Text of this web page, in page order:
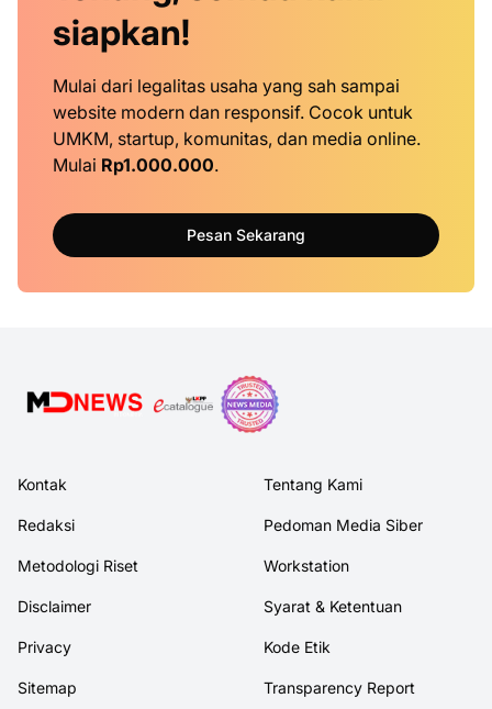
siapkan!
Mulai dari legalitas usaha yang sah sampai
website modern dan responsif. Cocok untuk
UMKM, startup, komunitas, dan media online.
Mulai Rp1.000.000.
Pesan Sekarang
Kontak Tentang Kami
Redaksi Pedoman Media Siber
Metodologi Riset Workstation
Disclaimer Syarat & Ketentuan
Privacy Kode Etik
Sitemap Transparency Report